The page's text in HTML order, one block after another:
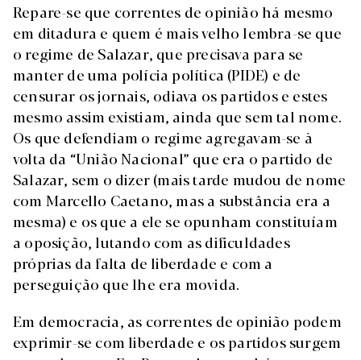
Repare-se que correntes de opinião há mesmo
em ditadura e quem é mais velho lembra-se que
o regime de Salazar, que precisava para se
manter de uma polícia política (PIDE) e de
censurar os jornais, odiava os partidos e estes
mesmo assim existiam, ainda que sem tal nome.
Os que defendiam o regime agregavam-se à
volta da “União Nacional” que era o partido de
Salazar, sem o dizer (mais tarde mudou de nome
com Marcello Caetano, mas a substância era a
mesma) e os que a ele se opunham constituíam
a oposição, lutando com as dificuldades
próprias da falta de liberdade e com a
perseguição que lhe era movida.
Em democracia, as correntes de opinião podem
exprimir-se com liberdade e os partidos surgem